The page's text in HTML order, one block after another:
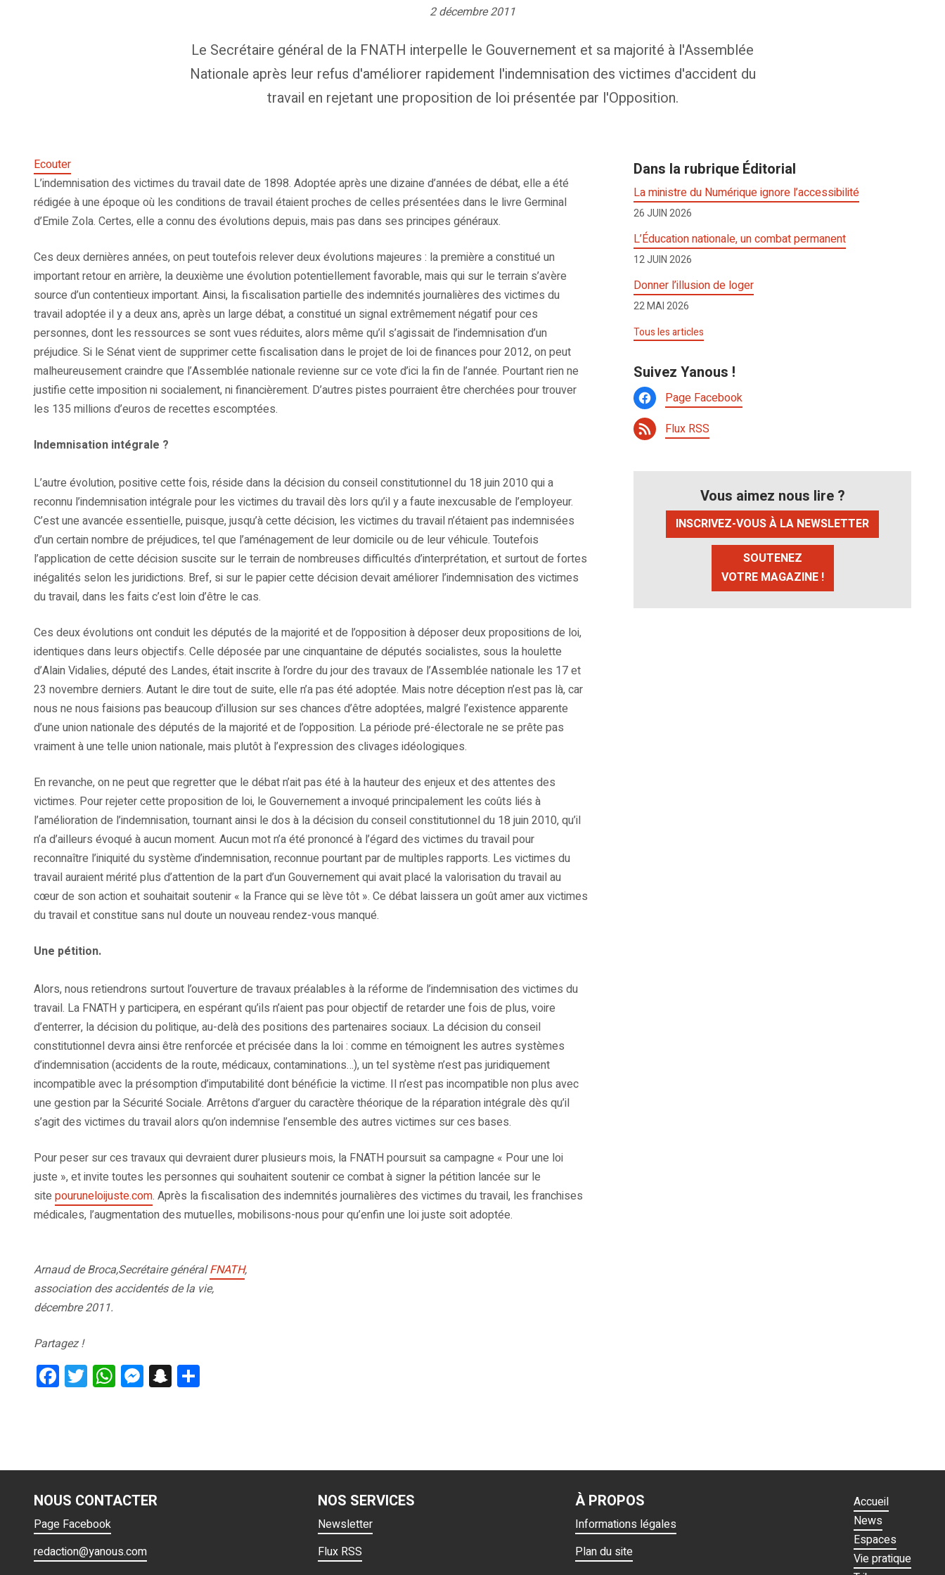
2 décembre 2011
Le Secrétaire général de la FNATH interpelle le Gouvernement et sa majorité à l'Assemblée
Nationale après leur refus d'améliorer rapidement l'indemnisation des victimes d'accident du
travail en rejetant une proposition de loi présentée par l'Opposition.
Ecouter
L’indemnisation des victimes du travail date de 1898. Adoptée après une dizaine d’années de débat, elle a été
rédigée à une époque où les conditions de travail étaient proches de celles présentées dans le livre Germinal
d’Emile Zola. Certes, elle a connu des évolutions depuis, mais pas dans ses principes généraux.
Ces deux dernières années, on peut toutefois relever deux évolutions majeures : la première a constitué un
important retour en arrière, la deuxième une évolution potentiellement favorable, mais qui sur le terrain s’avère
source d’un contentieux important. Ainsi, la fiscalisation partielle des indemnités journalières des victimes du
travail adoptée il y a deux ans, après un large débat, a constitué un signal extrêmement négatif pour ces
personnes, dont les ressources se sont vues réduites, alors même qu’il s’agissait de l’indemnisation d’un
préjudice. Si le Sénat vient de supprimer cette fiscalisation dans le projet de loi de finances pour 2012, on peut
malheureusement craindre que l’Assemblée nationale revienne sur ce vote d’ici la fin de l’année. Pourtant rien ne
justifie cette imposition ni socialement, ni financièrement. D’autres pistes pourraient être cherchées pour trouver
les 135 millions d’euros de recettes escomptées.
Indemnisation intégrale ?
L’autre évolution, positive cette fois, réside dans la décision du conseil constitutionnel du 18 juin 2010 qui a
reconnu l’indemnisation intégrale pour les victimes du travail dès lors qu’il y a faute inexcusable de l’employeur.
C’est une avancée essentielle, puisque, jusqu’à cette décision, les victimes du travail n’étaient pas indemnisées
d’un certain nombre de préjudices, tel que l’aménagement de leur domicile ou de leur véhicule. Toutefois
l’application de cette décision suscite sur le terrain de nombreuses difficultés d’interprétation, et surtout de fortes
inégalités selon les juridictions. Bref, si sur le papier cette décision devait améliorer l’indemnisation des victimes
du travail, dans les faits c’est loin d’être le cas.
Ces deux évolutions ont conduit les députés de la majorité et de l’opposition à déposer deux propositions de loi,
identiques dans leurs objectifs. Celle déposée par une cinquantaine de députés socialistes, sous la houlette
d’Alain Vidalies, député des Landes, était inscrite à l’ordre du jour des travaux de l’Assemblée nationale les 17 et
23 novembre derniers. Autant le dire tout de suite, elle n’a pas été adoptée. Mais notre déception n’est pas là, car
nous ne nous faisions pas beaucoup d’illusion sur ses chances d’être adoptées, malgré l’existence apparente
d’une union nationale des députés de la majorité et de l’opposition. La période pré-électorale ne se prête pas
vraiment à une telle union nationale, mais plutôt à l’expression des clivages idéologiques.
En revanche, on ne peut que regretter que le débat n’ait pas été à la hauteur des enjeux et des attentes des
victimes. Pour rejeter cette proposition de loi, le Gouvernement a invoqué principalement les coûts liés à
l’amélioration de l’indemnisation, tournant ainsi le dos à la décision du conseil constitutionnel du 18 juin 2010, qu’il
n’a d’ailleurs évoqué à aucun moment. Aucun mot n’a été prononcé à l’égard des victimes du travail pour
reconnaître l’iniquité du système d’indemnisation, reconnue pourtant par de multiples rapports. Les victimes du
travail auraient mérité plus d’attention de la part d’un Gouvernement qui avait placé la valorisation du travail au
cœur de son action et souhaitait soutenir « la France qui se lève tôt ». Ce débat laissera un goût amer aux victimes
du travail et constitue sans nul doute un nouveau rendez-vous manqué.
Une pétition.
Alors, nous retiendrons surtout l’ouverture de travaux préalables à la réforme de l’indemnisation des victimes du
travail. La FNATH y participera, en espérant qu’ils n’aient pas pour objectif de retarder une fois de plus, voire
d’enterrer, la décision du politique, au-delà des positions des partenaires sociaux. La décision du conseil
constitutionnel devra ainsi être renforcée et précisée dans la loi : comme en témoignent les autres systèmes
d’indemnisation (accidents de la route, médicaux, contaminations…), un tel système n’est pas juridiquement
incompatible avec la présomption d’imputabilité dont bénéficie la victime. Il n’est pas incompatible non plus avec
une gestion par la Sécurité Sociale. Arrêtons d’arguer du caractère théorique de la réparation intégrale dès qu’il
s’agit des victimes du travail alors qu’on indemnise l’ensemble des autres victimes sur ces bases.
Pour peser sur ces travaux qui devraient durer plusieurs mois, la FNATH poursuit sa campagne « Pour une loi
juste », et invite toutes les personnes qui souhaitent soutenir ce combat à signer la pétition lancée sur le
site pouruneloijuste.com. Après la fiscalisation des indemnités journalières des victimes du travail, les franchises
médicales, l’augmentation des mutuelles, mobilisons-nous pour qu’enfin une loi juste soit adoptée.
Arnaud de Broca,Secrétaire généralFNATH,
association des accidentés de la vie,
décembre 2011.
Partagez !
F
a
o
o
k
T
wi
W
h
A
p
p
M
es
g
er
S
n
c er
Dans la rubrique Éditorial
La ministre du Numérique ignore l’accessibilité
26 JUIN 2026
L’Éducation nationale, un combat permanent
12 JUIN 2026
Donner l’illusion de loger
22 MAI 2026
Tous les articles
Suivez Yanous !
Page Facebook
Flux RSS
Vous aimez nous lire ?
INSCRIVEZ-VOUS À LA NEWSLETTER
SOUTENEZ
VOTRE MAGAZINE !
NOUS CONTACTER
Page Facebook
redaction@yanous.com
NOS SERVICES
Newsletter
Flux RSS
À PROPOS
Informations légales
Plan du site
Accueil
News
Espaces
Vie pratique